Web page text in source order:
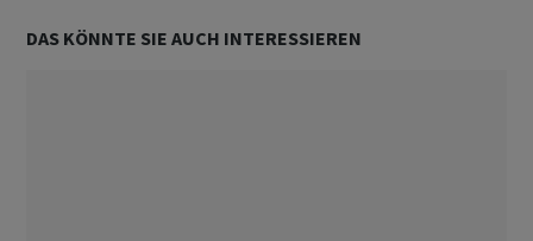
DAS KÖNNTE SIE AUCH INTERESSIEREN